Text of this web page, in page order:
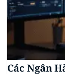
Các Ngân